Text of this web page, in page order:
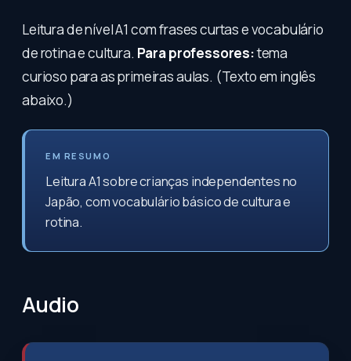
Leitura de nível A1 com frases curtas e vocabulário
de rotina e cultura. Para professores:tema
curioso para as primeiras aulas. (Texto em inglês
abaixo.)
EM RESUMO
Leitura A1 sobre crianças independentes no
Japão, com vocabulário básico de cultura e
rotina.
Audio